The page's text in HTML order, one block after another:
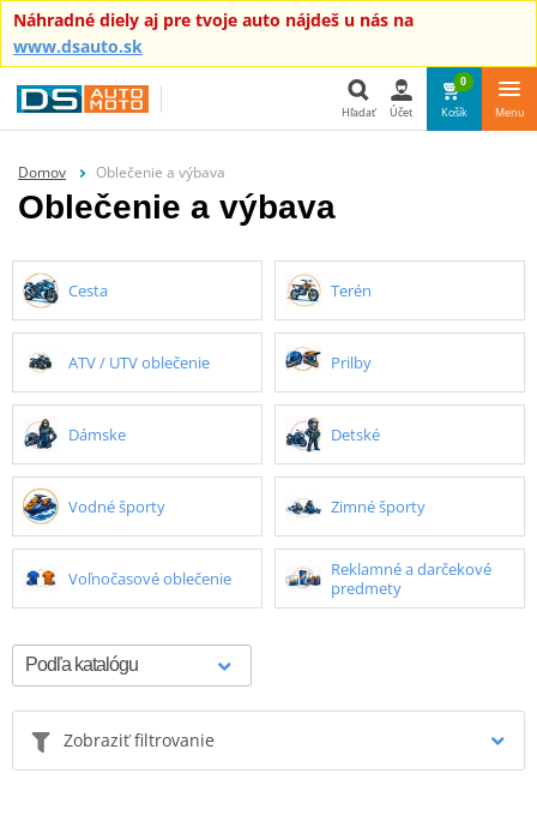
Náhradné diely aj pre tvoje auto nájdeš u nás na
www.dsauto.sk
Hľadať Účet
0
Košík Menu
Domov Oblečenie a výbava
Oblečenie a výbava
Cesta Terén
ATV / UTV oblečenie Prilby
Dámske Detské
Vodné športy Zimné športy
Voľnočasové oblečenie
Reklamné a darčekové
predmety
Zobraziť filtrovanie